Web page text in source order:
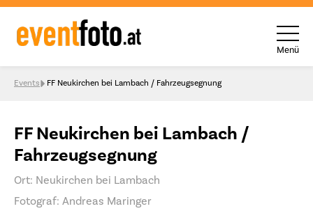
Skip to content
Menü
Events FF Neukirchen bei Lambach / Fahrzeugsegnung
FF Neukirchen bei Lambach /
Fahrzeugsegnung
Ort: Neukirchen bei Lambach
Fotograf: Andreas Maringer